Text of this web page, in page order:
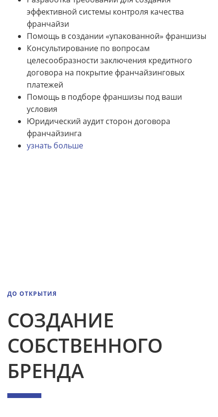
эффективной системы контроля качества
франчайзи
Помощь в создании «упакованной» франшизы
Консультирование по вопросам
целесообразности заключения кредитного
договора на покрытие франчайзинговых
платежей
Помощь в подборе франшизы под ваши
условия
Юридический аудит сторон договора
франчайзинга
узнать больше
ДО ОТКРЫТИЯ
СОЗДАНИЕ
СОБСТВЕННОГО
БРЕНДА